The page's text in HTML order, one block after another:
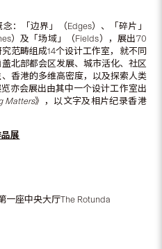
：「边界」（Edges）、「碎片」
）及「场域」（Fields），展出70
范畴组成14个设计工作室，就不同
北部都会区发展、城市活化、社区
香港的多维高密度，以及探索人类
亦会展出由其中一个设计工作室出
Matters》，以文字及相片纪录香港
展
一座中央大厅The Rotunda